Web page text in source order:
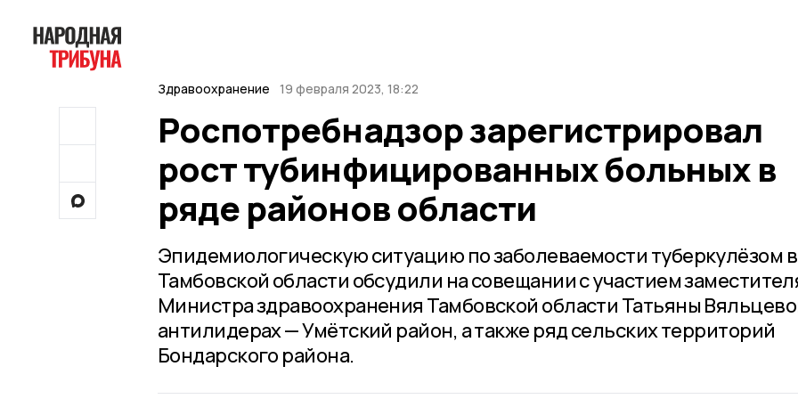
Здравоохранение 19 февраля 2023, 18:22
Роспотребнадзор зарегистрировал
рост тубинфицированных больных в
ряде районов области
Эпидемиологическую ситуацию по заболеваемости туберкулёзом в
Тамбовской области обсудили на совещании с участием
Министра здравоохранения Тамбовской области Татьяны
антилидерах — Умётский район, а также ряд сельских территорий
Бондарского района.